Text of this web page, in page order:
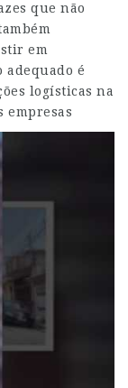
que não
em
é
logísticas na
empresas